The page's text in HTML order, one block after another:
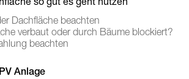
Dachfläche beachten
verbaut oder durch Bäume blockiert?
beachten
Anlage